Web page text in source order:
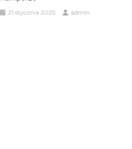
21 stycznia 2025 admin